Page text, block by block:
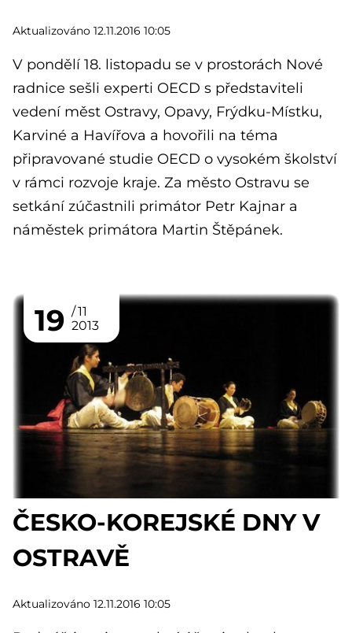
Aktualizováno 12.11.2016 10:05
V pondělí 18. listopadu se v prostorách Nové
radnice sešli experti OECD s představiteli
vedení měst Ostravy, Opavy, Frýdku-Místku,
Karviné a Havířova a hovořili na téma
připravované studie OECD o vysokém školství
v rámci rozvoje kraje. Za město Ostravu se
setkání zúčastnili primátor Petr Kajnar a
náměstek primátora Martin Štěpánek.
19
11
2013
ČESKO-KOREJSKÉ DNY V
OSTRAVĚ
Aktualizováno 12.11.2016 10:05